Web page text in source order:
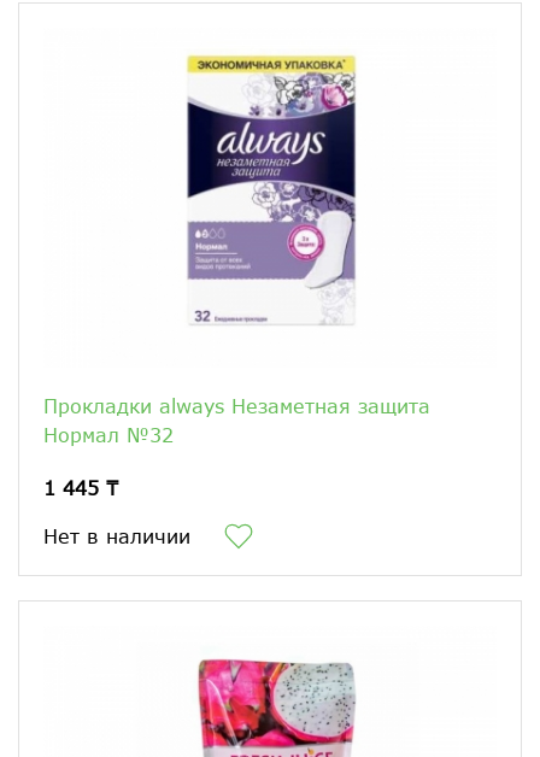
Прокладки always Незаметная защита
Нормал №32
1 445 ₸
Нет в наличии